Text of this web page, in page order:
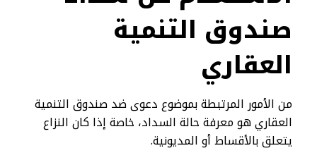
صندوق التنمية
العقاري
من الأمور المرتبطة بموضوع دعوى ضد صندوق التنمية
العقاري هو معرفة حالة السداد، خاصة إذا كان النزاع
يتعلق بالأقساط أو المديونية.